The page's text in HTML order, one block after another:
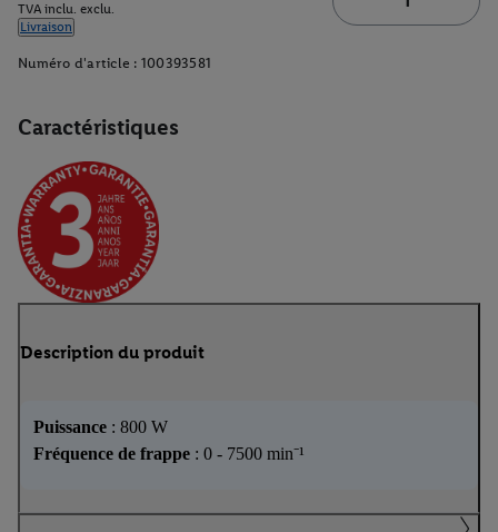
Caractéristiques
TVA inclu. exclu.
Livraison
Numéro d'article : 100393581
Description du produit
Puissance : 800 W
Fréquence de frappe : 0 - 7500 min⁻¹